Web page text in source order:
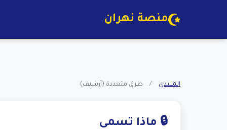
منصة نهران
المنتدى / طرق متعددة (أرشيف)
🔒 ماذا تسمى